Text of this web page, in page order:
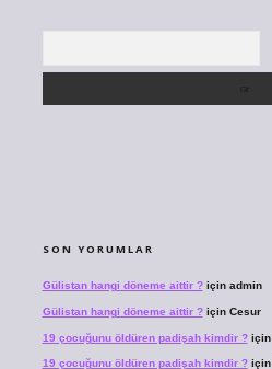
SON YORUMLAR
Gülistan hangi döneme aittir ?için admin
Gülistan hangi döneme aittir ?için Cesur
19 çocuğunu öldüren padişah kimdir ?için
19 çocuğunu öldüren padişah kimdir ?için